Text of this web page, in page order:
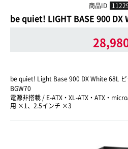
商品ID
be quiet! LIGHT BASE 900 DX
be quiet! Light Base 900 DX White 68L
BGW70
電源非搭載 / E-ATX・XL-ATX・ATX・
用 ×1、2.5インチ ×3